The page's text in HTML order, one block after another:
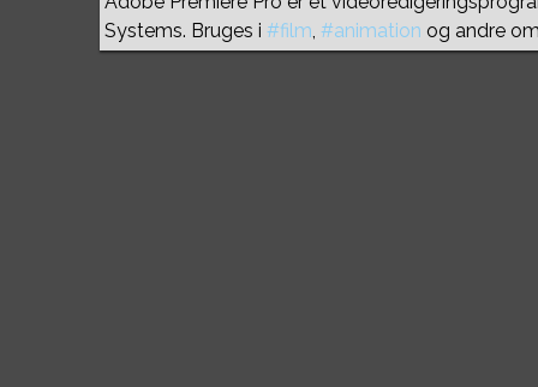
Systems. Bruges i #film, #animation og andre